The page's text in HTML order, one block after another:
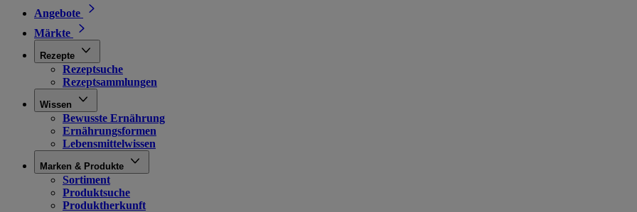
Angebote
Märkte
Rezepte
Rezeptsuche
Rezeptsammlungen
Wissen
Bewusste Ernährung
Ernährungsformen
Lebensmittelwissen
Marken & Produkte
Sortiment
Produktsuche
Produktherkunft